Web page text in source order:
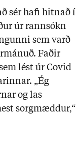
sér hafi hitnað í
úr rannsókn
sem varð
Faðir
lést úr Covid
„Ég
og las
sorgmæddur,“